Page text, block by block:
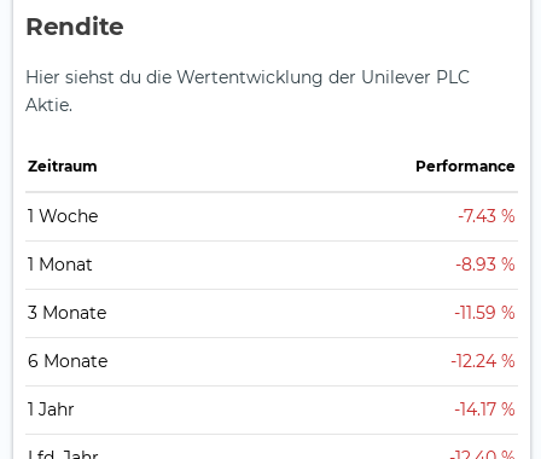
Rendite
Hier siehst du die Wertentwicklung der Unilever PLC
Aktie.
Zeitraum Perfor­mance
1 Woche -7.43 %
1 Monat -8.93 %
3 Monate -11.59 %
6 Monate -12.24 %
1 Jahr -14.17 %